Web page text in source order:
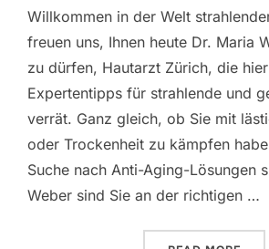
Willkommen in der Welt
freuen uns, Ihnen heute Dr. Maria
zu dürfen, Hautarzt Zürich, die
Expertentipps für strahlende und
verrät. Ganz gleich, ob Sie mit
oder Trockenheit zu kämpfen
Suche nach Anti-Aging-Lösungen
Weber sind Sie an der richtigen …